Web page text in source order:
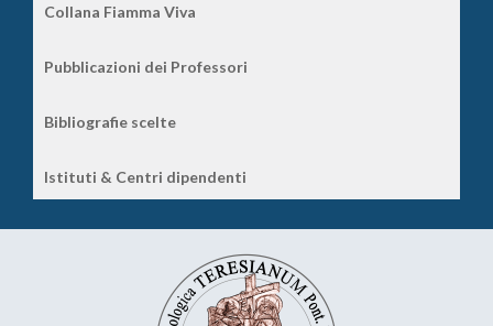
Collana Fiamma Viva
Pubblicazioni dei Professori
Bibliografie scelte
Istituti & Centri dipendenti